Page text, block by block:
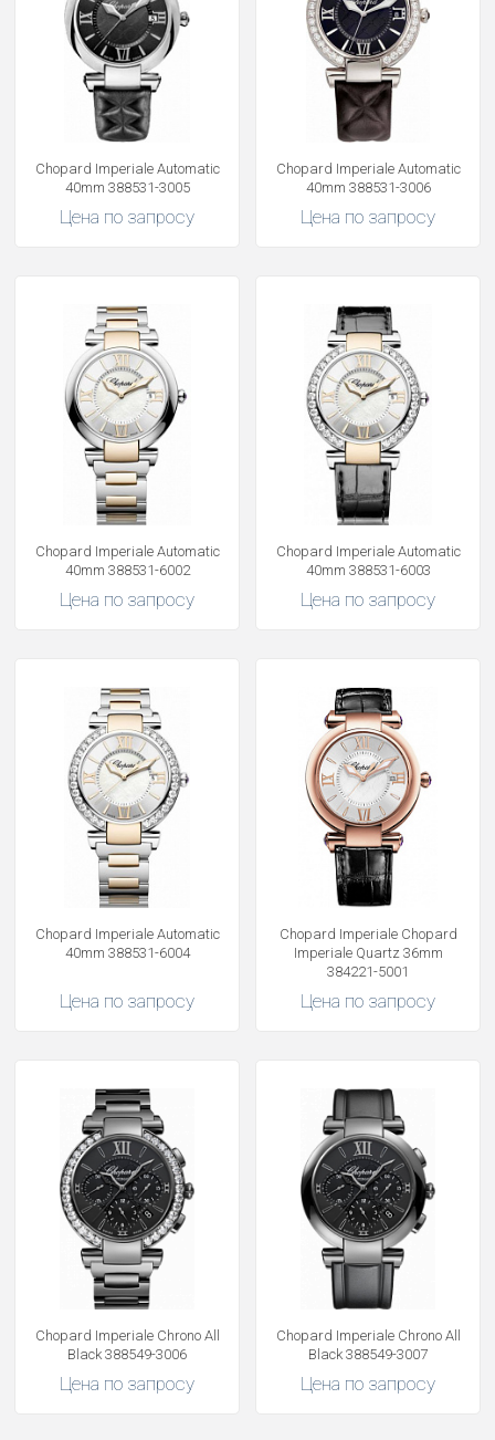
Chopard Imperiale Automatic
40mm 388531-3005
Цена по запросу
Chopard Imperiale Automatic
40mm 388531-3006
Цена по запросу
Chopard Imperiale Automatic
40mm 388531-6002
Цена по запросу
Chopard Imperiale Automatic
40mm 388531-6003
Цена по запросу
Chopard Imperiale Automatic
40mm 388531-6004
Цена по запросу
Chopard Imperiale Chopard
Imperiale Quartz 36mm
384221-5001
Цена по запросу
Chopard Imperiale Chrono All
Black 388549-3006
Цена по запросу
Chopard Imperiale Chrono All
Black 388549-3007
Цена по запросу
Получать на почту